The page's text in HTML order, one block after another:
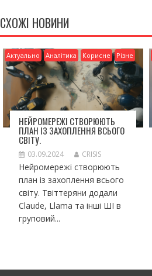
k
ся
СХОЖІ НОВИНИ
Актуально Аналітика Корисне Різне
НЕЙРОМЕРЕЖІ СТВОРЮЮТЬ
ПЛАН ІЗ ЗАХОПЛЕННЯ ВСЬОГО
СВІТУ.
03.09.2024 CRISIS
Нейромережі створюють
план із захоплення всього
світу. Твіттеряни додали
Claude, Llama та інші ШІ в
груповий...